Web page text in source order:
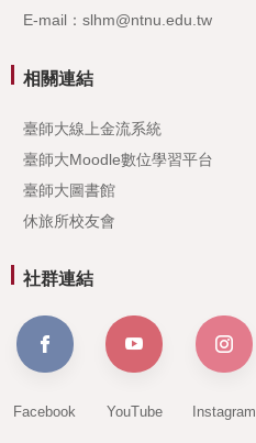
E-mail：slhm@ntnu.edu.tw
相關連結
臺師大線上金流系統
臺師大Moodle數位學習平台
臺師大圖書館
休旅所校友會
社群連結
Facebook YouTube Instagram